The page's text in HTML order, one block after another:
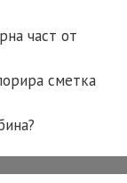
част от
сметка